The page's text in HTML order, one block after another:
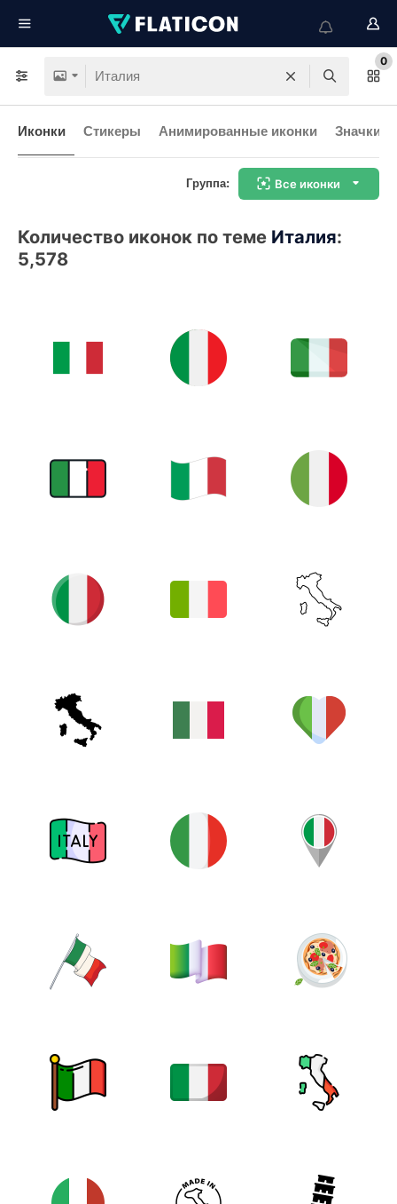
0
Иконки Стикеры Анимированные иконки Значки
Группа: Все иконки
Количество иконок по теме Италия:
5,578